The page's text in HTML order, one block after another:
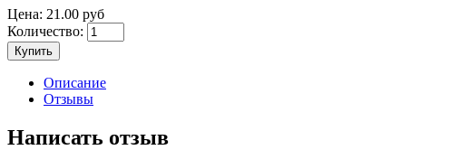
Цена: 21.00 руб
Количество:
Купить
Описание
Отзывы
Написать отзыв